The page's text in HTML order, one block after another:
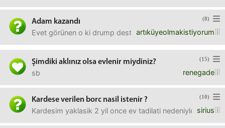
(8)
Adam kazandı
artıküyeolmakistiyorum
Evet görünen o ki drump desteğini aldı finansal desteği
(15)
Şimdiki aklınız olsa evlenir miydiniz?
renegade
sb
(10)
Kardese verilen borc nasil istenir ?
sirius
Kardesim yaklasik 2 yil once ev tadilati nedeniyle 80 bin